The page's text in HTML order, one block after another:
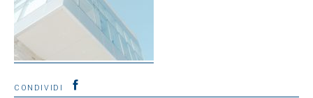
CONDIVIDI